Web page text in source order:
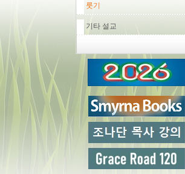
룻기
기타 설교